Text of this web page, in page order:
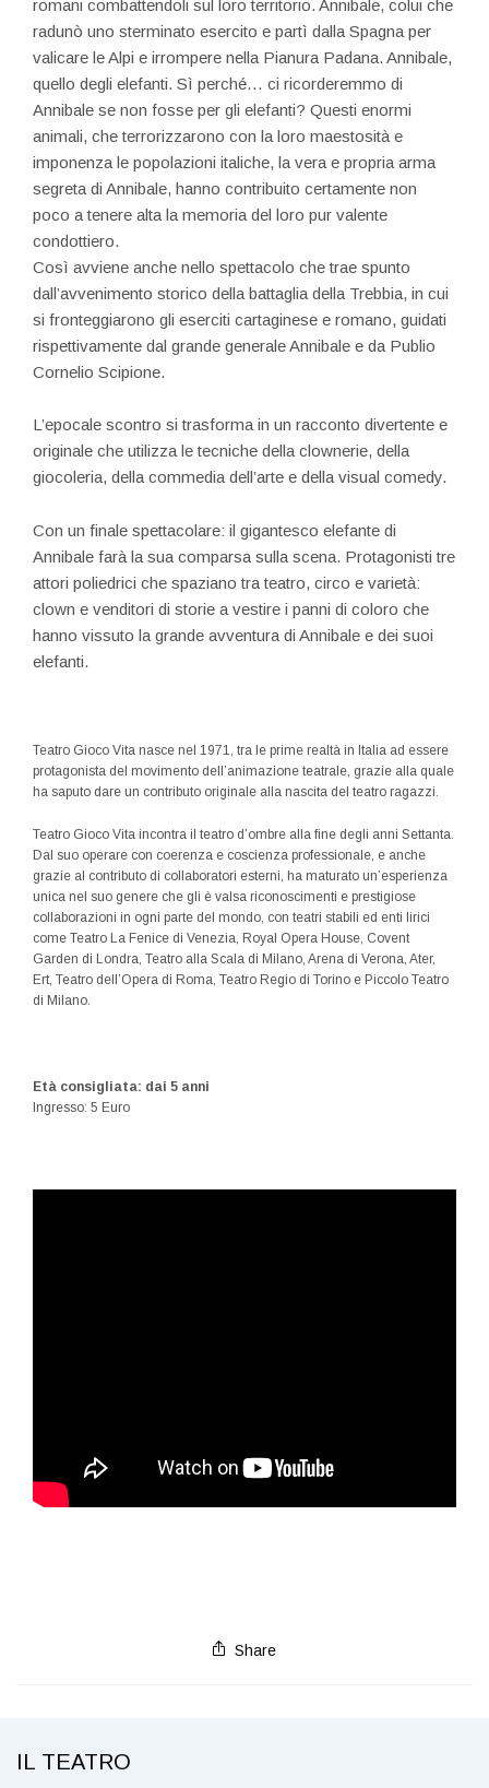
romani combattendoli sul loro territorio. Annibale, colui che
radunò uno sterminato esercito e partì dalla Spagna per
valicare le Alpi e irrompere nella Pianura Padana. Annibale,
quello degli elefanti. Sì perché… ci ricorderemmo di
Annibale se non fosse per gli elefanti? Questi enormi
animali, che terrorizzarono con la loro maestosità e
imponenza le popolazioni italiche, la vera e propria arma
segreta di Annibale, hanno contribuito certamente non
poco a tenere alta la memoria del loro pur valente
condottiero.
Così avviene anche nello spettacolo che trae spunto
dall’avvenimento storico della battaglia della Trebbia, in cui
si fronteggiarono gli eserciti cartaginese e romano, guidati
rispettivamente dal grande generale Annibale e da Publio
Cornelio Scipione.
L’epocale scontro si trasforma in un racconto divertente e
originale che utilizza le tecniche della clownerie, della
giocoleria, della commedia dell’arte e della visual comedy.
Con un finale spettacolare: il gigantesco elefante di
Annibale farà la sua comparsa sulla scena. Protagonisti tre
attori poliedrici che spaziano tra teatro, circo e varietà:
clown e venditori di storie a vestire i panni di coloro che
hanno vissuto la grande avventura di Annibale e dei suoi
elefanti.
Teatro Gioco Vita nasce nel 1971, tra le prime realtà in Italia ad essere
protagonista del movimento dell’animazione teatrale, grazie alla quale
ha saputo dare un contributo originale alla nascita del teatro ragazzi.
Teatro Gioco Vita incontra il teatro d’ombre alla fine degli anni Settanta.
Dal suo operare con coerenza e coscienza professionale, e anche
grazie al contributo di collaboratori esterni, ha maturato un’esperienza
unica nel suo genere che gli è valsa riconoscimenti e prestigiose
collaborazioni in ogni parte del mondo, con teatri stabili ed enti lirici
come Teatro La Fenice di Venezia, Royal Opera House, Covent
Garden di Londra, Teatro alla Scala di Milano, Arena di Verona, Ater,
Ert, Teatro dell’Opera di Roma, Teatro Regio di Torino e Piccolo Teatro
di Milano.
Età consigliata: dai 5 anni
Ingresso: 5 Euro
Share
IL TEATRO